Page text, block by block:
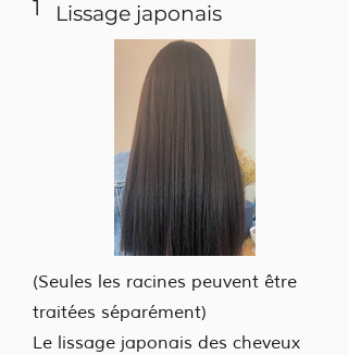
1 Lissage japonais
(Seules les racines peuvent être
traitées séparément)
Le lissage japonais des cheveux